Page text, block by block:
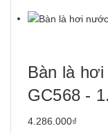
Bàn là
GC568 -
4.286.000₫